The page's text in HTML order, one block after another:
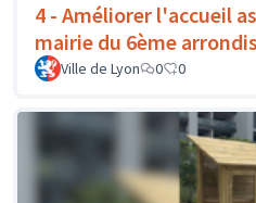
4 - Améliorer l'accueil
mairie du 6ème
Ville de Lyon 0 0